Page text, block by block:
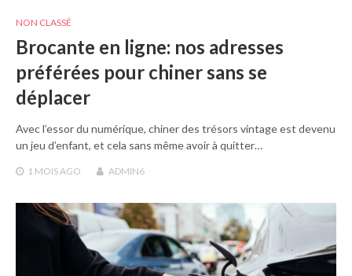
NON CLASSÉ
Brocante en ligne: nos adresses
préférées pour chiner sans se
déplacer
Avec l’essor du numérique, chiner des trésors vintage est devenu
un jeu d’enfant, et cela sans même avoir à quitter…
1 MOIS AGO ADMIN6